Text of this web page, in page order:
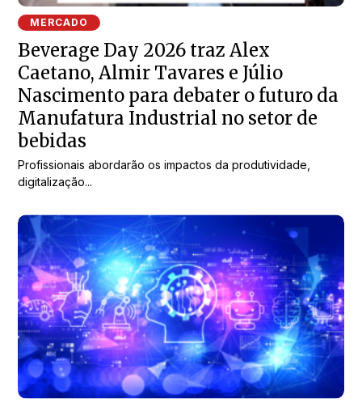
MERCADO
Beverage Day 2026 traz Alex
Caetano, Almir Tavares e Júlio
Nascimento para debater o futuro da
Manufatura Industrial no setor de
bebidas
Profissionais abordarão os impactos da produtividade,
digitalização...